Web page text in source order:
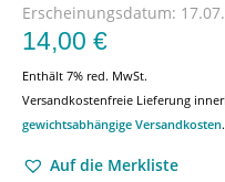
Erscheinungsdatum:
14,00 €
Enthält 7% red. MwSt.
Versandkostenfreie Lieferung
gewichtsabhängige Versandkosten.
Auf die Merkliste